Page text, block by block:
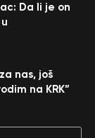
Da li je on
nas, još
na KRK”